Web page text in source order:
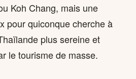
Koh Chang, mais une
pour quiconque cherche à
plus sereine et
le tourisme de masse.